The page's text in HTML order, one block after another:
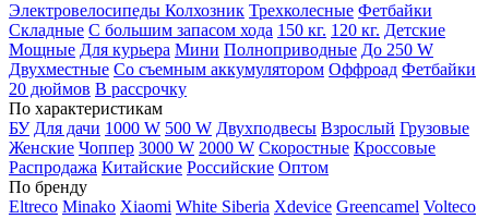
Электровелосипеды Колхозник Трехколесные Фетбайки
Складные С большим запасом хода 150 кг. 120 кг. Детские
Мощные Для курьера Мини Полноприводные До 250 W
Двухместные Со съемным аккумулятором Оффроад Фетбайки
20 дюймов В рассрочку
По характеристикам
БУ Для дачи 1000 W 500 W Двухподвесы Взрослый Грузовые
Женские Чоппер 3000 W 2000 W Скоростные Кроссовые
Распродажа Китайские Российские Оптом
По бренду
Eltreco Minako Xiaomi White Siberia Xdevice Greencamel Volteco